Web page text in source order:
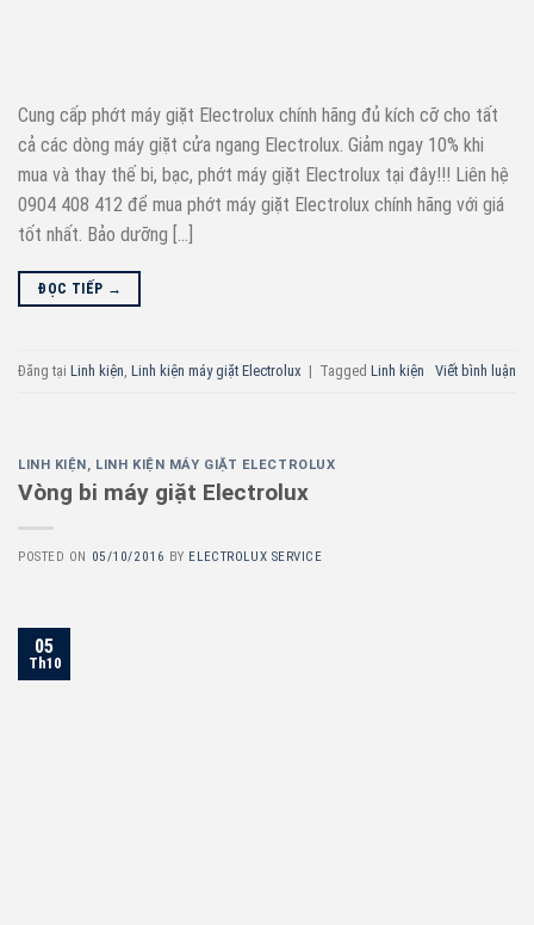
Cung cấp phớt máy giặt Electrolux chính hãng đủ kích cỡ cho tất
cả các dòng máy giặt cửa ngang Electrolux. Giảm ngay 10% khi
mua và thay thế bi, bạc, phớt máy giặt Electrolux tại đây!!! Liên hệ
0904 408 412 để mua phớt máy giặt Electrolux chính hãng với giá
tốt nhất. Bảo dưỡng […]
ĐỌC TIẾP →
Đăng tại Linh kiện Linh kiện máy giặt Electrolux | Tagged Linh kiện Viết bình luận
LINH KIỆN , LINH KIỆN MÁY GIẶT ELECTROLUX
Vòng bi máy giặt Electrolux
POSTED ON 05/10/2016 BY ELECTROLUX SERVICE
05
Th10